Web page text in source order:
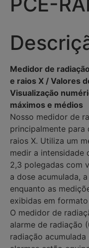
Medidor de
e raios X / Valores
Visualização
máximos e médios
Nosso medidor de
principalmente para
raios X. Utiliza um
medir a intensidade
2,3 polegadas com
a dose acumulada,
enquanto as
exibidas em
O medidor de
alarme de radiação
radiação